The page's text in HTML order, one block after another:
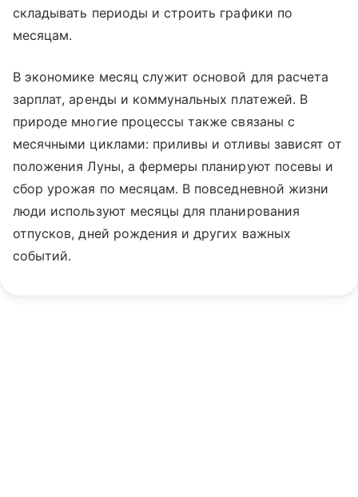
складывать периоды и строить графики по
месяцам.
В экономике месяц служит основой для расчета
зарплат, аренды и коммунальных платежей. В
природе многие процессы также связаны с
месячными циклами: приливы и отливы зависят от
положения Луны, а фермеры планируют посевы и
сбор урожая по месяцам. В повседневной жизни
люди используют месяцы для планирования
отпусков, дней рождения и других важных
событий.